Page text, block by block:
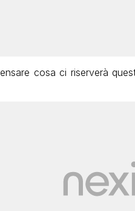
cosa ci riserverà